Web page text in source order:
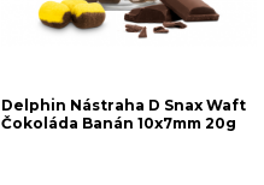
Delphin Nástraha D Snax Waft
Čokoláda Banán 10x7mm 20g